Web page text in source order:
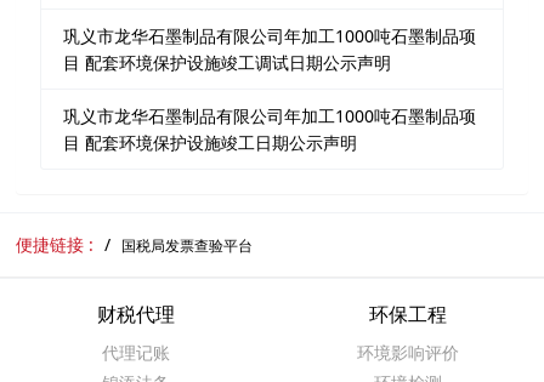
巩义市龙华石墨制品有限公司年加工1000吨石墨制品项
目 配套环境保护设施竣工调试日期公示声明
巩义市龙华石墨制品有限公司年加工1000吨石墨制品项
目 配套环境保护设施竣工日期公示声明
便捷链接 : 国税局发票查验平台
财税代理
代理记账
环保工程
环境影响评价